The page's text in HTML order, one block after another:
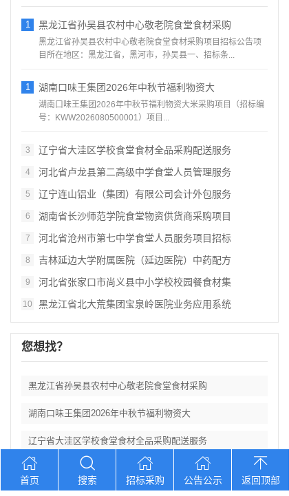
1 黑龙江省孙吴县农村中心敬老院食堂食材采购
黑龙江省孙吴县农村中心敬老院食堂食材采购项目招标公告项
目所在地区：黑龙江省，黑河市，孙吴县一、招标条...
1 湖南口味王集团2026年中秋节福利物资大
湖南口味王集团2026年中秋节福利物资大米采购项目（招标编
号：KWW2026080500001）项目...
3 辽宁省大洼区学校食堂食材全品采购配送服务
4 河北省卢龙县第二高级中学食堂人员管理服务
5 辽宁连山铝业（集团）有限公司会计外包服务
6 湖南省长沙师范学院食堂物资供货商采购项目
7 河北省沧州市第七中学食堂人员服务项目招标
8 吉林延边大学附属医院（延边医院）中药配方
9 河北省张家口市尚义县中小学校校园餐食材集
10 黑龙江省北大荒集团宝泉岭医院业务应用系统
您想找？
黑龙江省孙吴县农村中心敬老院食堂食材采购
湖南口味王集团2026年中秋节福利物资大
辽宁省大洼区学校食堂食材全品采购配送服务
河北省卢龙县第二高级中学食堂人员管理服务
首页 搜索 招标采购 公告公示 返回顶部